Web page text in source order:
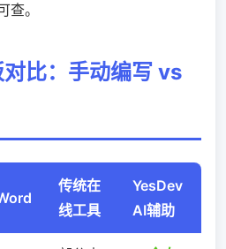
。
比：手动编写 vs
传统在
线工具
YesDev
AI辅助